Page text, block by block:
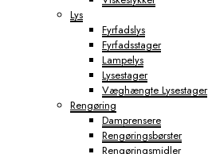
Lys
Fyrfadslys
Fyrfadsstager
Lampelys
Lysestager
Væghængte Lysestager
Rengøring
Damprensere
Rengøringsbørster
Rengøringsmidler